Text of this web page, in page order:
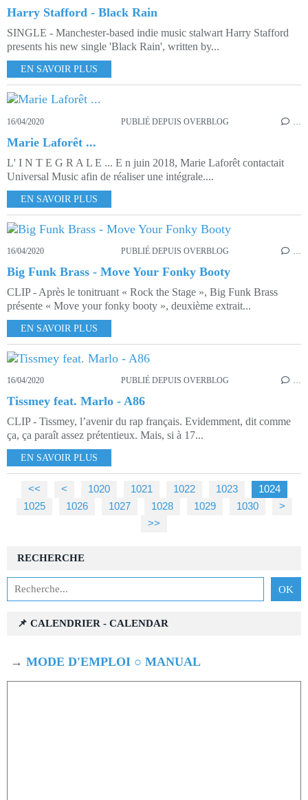
Harry Stafford - Black Rain
SINGLE - Manchester-based indie music stalwart Harry Stafford
presents his new single 'Black Rain', written by...
EN SAVOIR PLUS
16/04/2020 PUBLIÉ DEPUIS OVERBLOG
Marie Laforêt ...
L' I N T E G R A L E ... E n juin 2018, Marie Laforêt contactait
Universal Music afin de réaliser une intégrale....
EN SAVOIR PLUS
16/04/2020 PUBLIÉ DEPUIS OVERBLOG …
Big Funk Brass - Move Your Fonky Booty
CLIP - Après le tonitruant « Rock the Stage », Big Funk Brass
présente « Move your fonky booty », deuxième extrait...
EN SAVOIR PLUS
16/04/2020 PUBLIÉ DEPUIS OVERBLOG …
Tissmey feat. Marlo - A86
CLIP - Tissmey, l’avenir du rap français. Evidemment, dit comme
ça, ça paraît assez prétentieux. Mais, si à 17...
EN SAVOIR PLUS
<< < 1000
1010
1020 1021 1022 1023
1024
1025
1026 1027 1028 1029 1030
>
>>
RECHERCHE
📌 CALENDRIER - CALENDAR
→ MODE D'EMPLOI ○ MANUAL